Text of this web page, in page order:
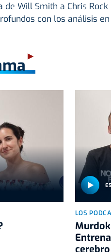
Will Smith a Chris
con los análisis
LOS